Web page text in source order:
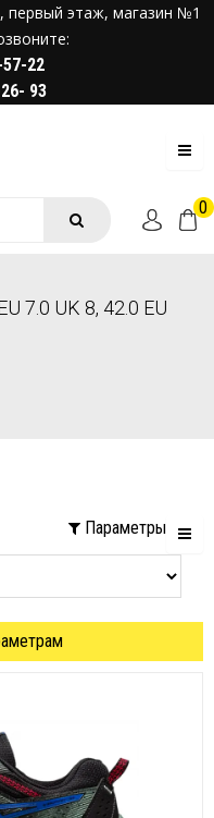
первый этаж, магазин №1
22
93
0
7.0 UK 8, 42.0 EU
Параметры